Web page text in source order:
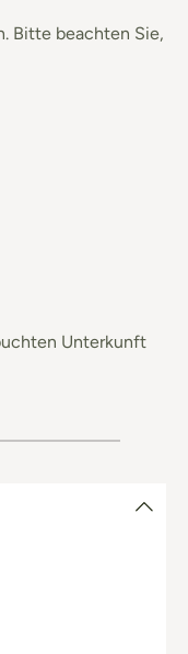
Bitte beachten Sie,
Unterkunft